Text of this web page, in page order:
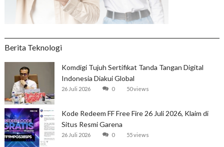
Berita Teknologi
Komdigi Tujuh Sertifikat Tanda Tangan Digital
Indonesia Diakui Global
26 Juli 2026 0 50 views
Kode Redeem FF Free Fire 26 Juli 2026, Klaim di
Situs Resmi Garena
26 Juli 2026 0 55 views